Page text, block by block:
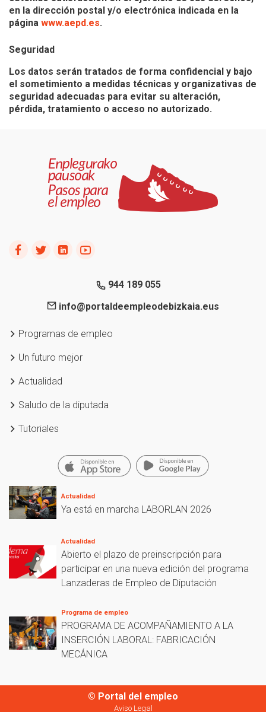
en la dirección postal y/o electrónica indicada en la
página www.aepd.es.
Seguridad
Los datos serán tratados de forma confidencial y bajo
el sometimiento a medidas técnicas y organizativas de
seguridad adecuadas para evitar su alteración,
pérdida, tratamiento o acceso no autorizado.
944 189 055
info@portaldeempleodebizkaia.eus
Programas de empleo
Un futuro mejor
Actualidad
Saludo de la diputada
Tutoriales
Actualidad
Ya está en marcha LABORLAN 2026
Actualidad
Abierto el plazo de preinscripción para
participar en una nueva edición del programa
Lanzaderas de Empleo de Diputación
Programa de empleo
PROGRAMA DE ACOMPAÑAMIENTO A LA
INSERCIÓN LABORAL: FABRICACIÓN
MECÁNICA
© Portal del empleo
Aviso Legal